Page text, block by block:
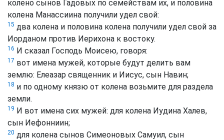
колено сынов Гадовых по семействам их, и половина
колена Манассиина получили удел свой:
15 два колена и половина колена получили удел свой за
Иорданом против Иерихона к востоку.
16 И сказал Господь Моисею, говоря:
17 вот имена мужей, которые будут делить вам
землю: Елеазар священник и Иисус, сын Навин;
18 и по одному князю от колена возьмите для раздела
земли.
19 И вот имена сих мужей: для колена Иудина Халев,
сын Иефонниин;
20 для колена сынов Симеоновых Самуил, сын